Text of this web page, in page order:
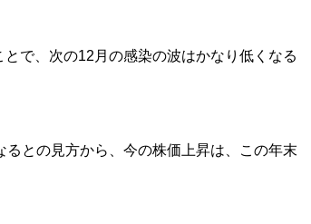
で、次の12月の感染の波はかなり低くなる
との見方から、今の株価上昇は、この年末